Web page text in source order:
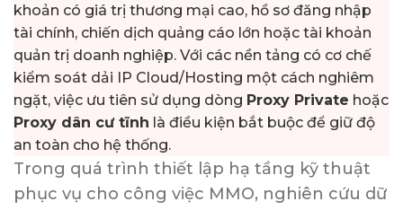
khoản có giá trị thương mại cao, hồ sơ đăng nhập
tài chính, chiến dịch quảng cáo lớn hoặc tài khoản
quản trị doanh nghiệp. Với các nền tảng có cơ chế
kiểm soát dải IP Cloud/Hosting một cách nghiêm
ngặt, việc ưu tiên sử dụng dòng Proxy Private hoặc
Proxy dân cư tĩnh là điều kiện bắt buộc để giữ độ
an toàn cho hệ thống.
Trong quá trình thiết lập hạ tầng kỹ thuật
phục vụ cho công việc MMO, nghiên cứu dữ